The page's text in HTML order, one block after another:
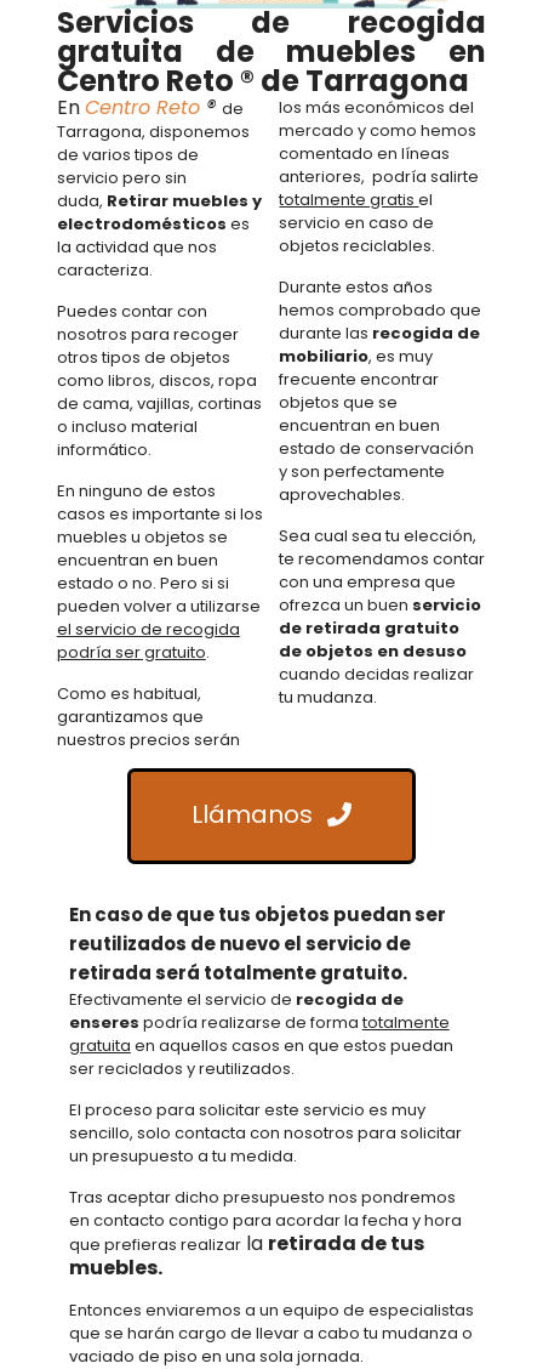
Servicios de recogida
gratuita de muebles en
Centro Reto ® de Tarragona
EnCentro Reto ® de
Tarragona, disponemos
de varios tipos de
servicio pero sin
duda, Retirar muebles y
electrodomésticos es
la actividad que nos
caracteriza.
Puedes contar con
nosotros para recoger
otros tipos de objetos
como libros, discos, ropa
de cama, vajillas, cortinas
o incluso material
informático.
En ninguno de estos
casos es importante si los
muebles u objetos se
encuentran en buen
estado o no. Pero si si
pueden volver a utilizarse
el servicio de recogida
podría ser gratuito.
Como es habitual,
garantizamos que
nuestros precios serán
los más económicos del
mercado y como hemos
comentado en líneas
anteriores, podría salirte
totalmente gratisel
servicio en caso de
objetos reciclables.
Durante estos años
hemos comprobado que
durante las recogida de
mobiliario, es muy
frecuente encontrar
objetos que se
encuentran en buen
estado de conservación
y son perfectamente
aprovechables.
Sea cual sea tu elección,
te recomendamos contar
con una empresa que
ofrezca un buen servicio
de retirada gratuito
de objetos en desuso
cuando decidas realizar
tu mudanza.
Llámanos
En caso de que tus objetos puedan ser
reutilizados de nuevo el servicio de
retirada será totalmente gratuito.
Efectivamente el servicio de recogida de
enseres podría realizarse de formatotalmente
gratuita en aquellos casos en que estos puedan
ser reciclados y reutilizados.
El proceso para solicitar este servicio es muy
sencillo, solo contacta con nosotros para solicitar
un presupuesto a tu medida.
Tras aceptar dicho presupuesto nos pondremos
en contacto contigo para acordar la fecha y hora
que prefieras realizarla retirada de tus
muebles.
Entonces enviaremos a un equipo de especialistas
que se harán cargo de llevar a cabo tu mudanza o
vaciado de piso en una sola jornada.